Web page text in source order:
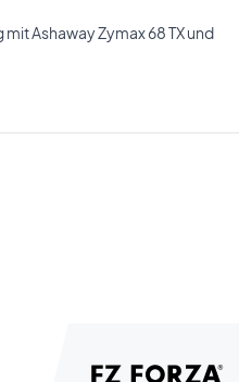
Ashaway Zymax 68 TX und